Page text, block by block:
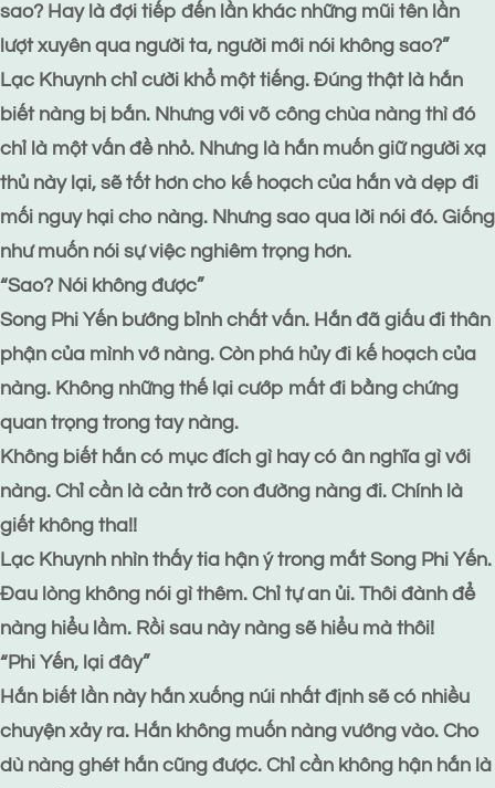
sao? Hay là đợi tiếp đến lần khác những mũi tên lần
lượt xuyên qua người ta, người mới nói không sao?”
Lạc Khuynh chỉ cười khổ một tiếng. Đúng thật là hắn
biết nàng bị bắn. Nhưng với võ công chùa nàng thì đó
chỉ là một vấn đề nhỏ. Nhưng là hắn muốn giữ người xạ
thủ này lại, sẽ tốt hơn cho kế hoạch của hắn và dẹp đi
mối nguy hại cho nàng. Nhưng sao qua lời nói đó. Giống
như muốn nói sự việc nghiêm trọng hơn.
“Sao? Nói không được”
Song Phi Yến bướng bỉnh chất vấn. Hắn đã giấu đi thân
phận của mình vớ nàng. Còn phá hủy đi kế hoạch của
nàng. Không những thế lại cướp mất đi bằng chứng
quan trọng trong tay nàng.
Không biết hắn có mục đích gì hay có ân nghĩa gì với
nàng. Chỉ cần là cản trở con đường nàng đi. Chính là
giết không tha!!
Lạc Khuynh nhìn thấy tia hận ý trong mắt Song Phi Yến.
Đau lòng không nói gì thêm. Chỉ tự an ủi. Thôi đành để
nàng hiểu lầm. Rồi sau này nàng sẽ hiểu mà thôi!
“Phi Yến, lại đây”
Hắn biết lần này hắn xuống núi nhất định sẽ có nhiều
chuyện xảy ra. Hắn không muốn nàng vướng vào. Cho
dù nàng ghét hắn cũng được. Chỉ cần không hận hắn là